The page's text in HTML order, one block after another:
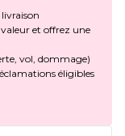
et offrez une
vol, dommage)
éligibles